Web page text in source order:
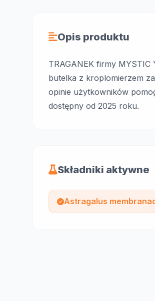
Opis produktu
TRAGANEK firmy MYSTIC
butelka z kroplomierzem
opinie użytkowników
dostępny od 2025 roku.
Składniki aktywne
Astragalus